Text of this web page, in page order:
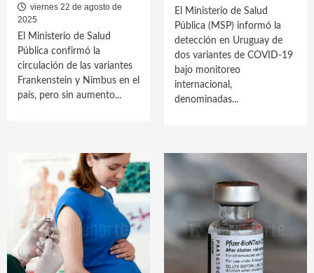
viernes 22 de agosto de
2025
El Ministerio de Salud
Pública confirmó la
circulación de las variantes
Frankenstein y Nimbus en el
país, pero sin aumento...
El Ministerio de Salud
Pública (MSP) informó la
detección en Uruguay de
dos variantes de COVID-19
bajo monitoreo
internacional,
denominadas...